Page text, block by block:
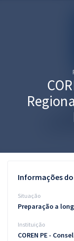
Graduação
Blog
Aprovados
Informações
Situação
Preparação a
Instituição
COREN PE -